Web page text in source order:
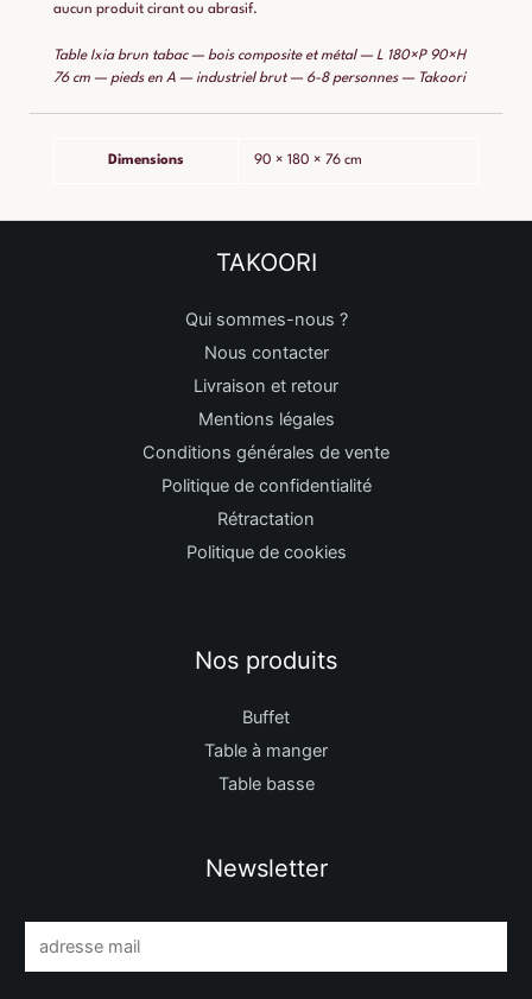
aucun produit cirant ou abrasif.
Table Ixia brun tabac — bois composite et métal — L 180×P 90×H
76 cm — pieds en A — industriel brut — 6-8 personnes — Takoori
Dimensions 90 × 180 × 76 cm
TAKOORI
Qui sommes-nous ?
Nous contacter
Livraison et retour
Mentions légales
Conditions générales de vente
Politique de confidentialité
Rétractation
Politique de cookies
Nos produits
Buffet
Table à manger
Table basse
Newsletter
m